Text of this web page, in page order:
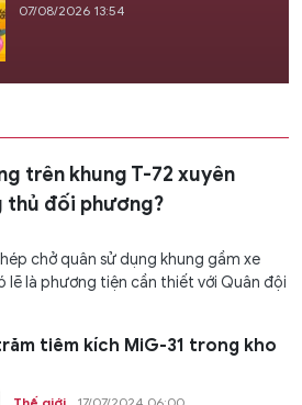
07/08/2026 13:54
trên khung T-72 xuyên
thủ đối phương?
chở quân sử dụng khung gầm xe
lẽ là phương tiện cần thiết với Quân đội
tiêm kích MiG-31 trong kho